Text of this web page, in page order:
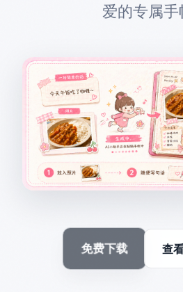
爱的专属手
免费下载 查